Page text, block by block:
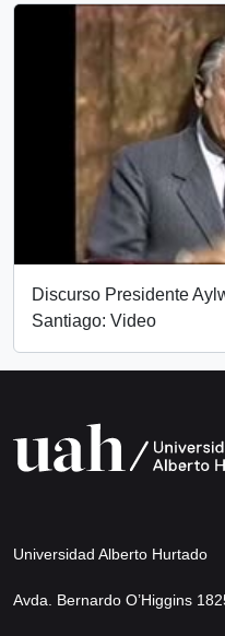
Discurso Presidente
Santiago: Video
Universidad Alberto Hurtado
Avda. Bernardo O’Higgins